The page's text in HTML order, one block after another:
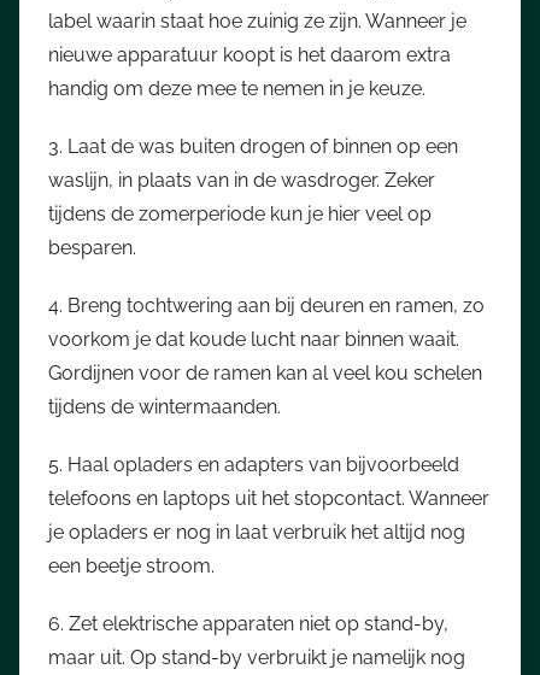
label waarin staat hoe zuinig ze zijn. Wanneer je
nieuwe apparatuur koopt is het daarom extra
handig om deze mee te nemen in je keuze.
3. Laat de was buiten drogen of binnen op een
waslijn, in plaats van in de wasdroger. Zeker
tijdens de zomerperiode kun je hier veel op
besparen.
4. Breng tochtwering aan bij deuren en ramen, zo
voorkom je dat koude lucht naar binnen waait.
Gordijnen voor de ramen kan al veel kou schelen
tijdens de wintermaanden.
5. Haal opladers en adapters van bijvoorbeeld
telefoons en laptops uit het stopcontact. Wanneer
je opladers er nog in laat verbruik het altijd nog
een beetje stroom.
6. Zet elektrische apparaten niet op stand-by,
maar uit. Op stand-by verbruikt je namelijk nog